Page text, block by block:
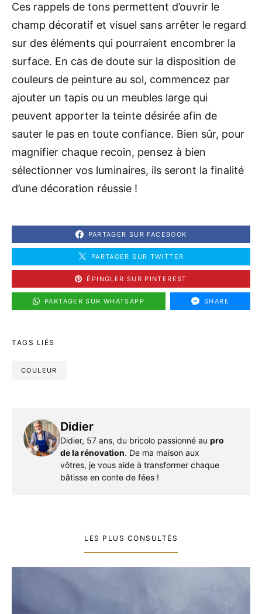
Ces rappels de tons permettent d’ouvrir le
champ décoratif et visuel sans arrêter le regard
sur des éléments qui pourraient encombrer la
surface. En cas de doute sur la disposition de
couleurs de peinture au sol, commencez par
ajouter un tapis ou un meubles large qui
peuvent apporter la teinte désirée afin de
sauter le pas en toute confiance. Bien sûr, pour
magnifier chaque recoin, pensez à bien
sélectionner vos luminaires, ils seront la finalité
d’une décoration réussie !
PARTAGER SUR FACEBOOK
PARTAGER SUR TWITTER
ÉPINGLER SUR PINTEREST
PARTAGER SUR WHATSAPP SHARE
TAGS LIÉS
COULEUR
Didier
Didier, 57 ans, du bricolo passionné au pro
de la rénovation. De ma maison aux
vôtres, je vous aide à transformer chaque
bâtisse en conte de fées !
LES PLUS CONSULTÉS